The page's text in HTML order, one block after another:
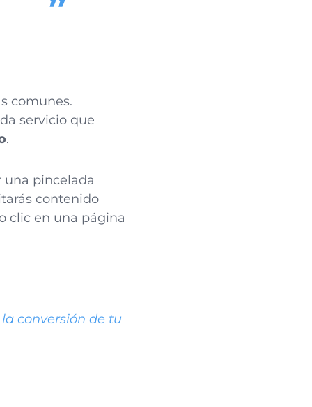
comunes.
servicio que
.
una pincelada
contenido
clic en una página
conversión de tu